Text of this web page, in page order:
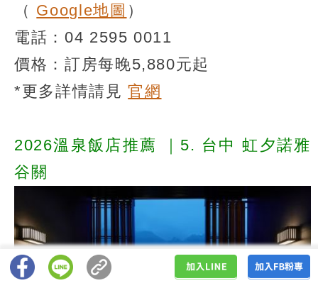
（ Google地圖 ）
電話：04 2595 0011
價格：訂房每晚5,880元起
*更多詳情請見官網
2026溫泉飯店推薦
｜5. 台中 虹夕諾雅
谷關